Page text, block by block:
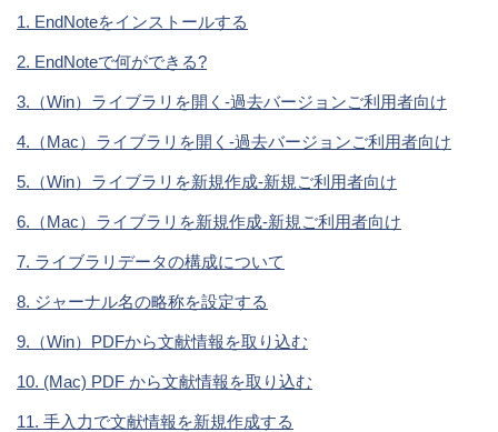
1. EndNoteをインストールする
2. EndNoteで何ができる?
3.（Win）ライブラリを開く-過去バージョンご利用者向け
4.（Mac）ライブラリを開く-過去バージョンご利用者向け
5.（Win）ライブラリを新規作成-新規ご利用者向け
6.（Mac）ライブラリを新規作成-新規ご利用者向け
7. ライブラリデータの構成について
8. ジャーナル名の略称を設定する
9.（Win）PDFから文献情報を取り込む
10. (Mac) PDF から文献情報を取り込む
11. 手入力で文献情報を新規作成する